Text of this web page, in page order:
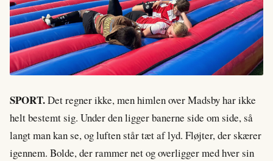
SPORT.Det regner ikke, men himlen over Madsby har ikke
helt bestemt sig. Under den ligger banerne side om side, så
langt man kan se, og luften står tæt af lyd. Fløjter, der skærer
igennem. Bolde, der rammer net og overligger med hver sin